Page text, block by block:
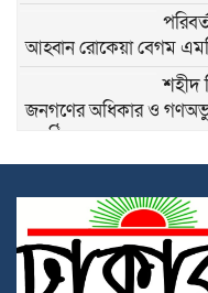
আহ্বান রোকেয়া বেগম
শহীদ
জনগণের অধিকার ও
অনুষ্ঠিত
পিস
১৮